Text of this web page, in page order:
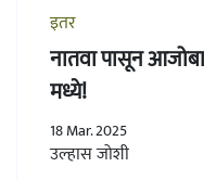
इतर
नातवा पासून
मध्ये!
18 Mar. 2025
उल्हास जोशी